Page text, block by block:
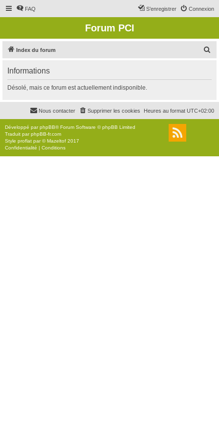
FAQ Connexion
S’enregistrer
Forum PCI
Index du forum
r
c
r
Informations
Désolé, mais ce forum est actuellement indisponible.
Heures au format UTC+02:00
Supprimer les cookies
Nous contacter
Développé parphpBB® Forum Software © phpBB Limited
Traduit parphpBB-fr.com
Style proflat par ©Mazeltof 2017
Confidentialité | Conditions